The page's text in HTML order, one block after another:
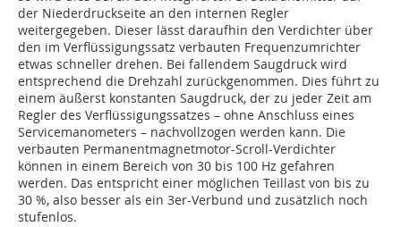
der Niederdruckseite an den internen Regler
weitergegeben. Dieser lässt daraufhin den Verdichter über
den im Verflüssigungssatz verbauten Frequenzumrichter
etwas schneller drehen. Bei fallendem Saugdruck wird
entsprechend die Drehzahl zurückgenommen. Dies führt zu
einem äußerst konstanten Saugdruck, der zu jeder Zeit am
Regler des Verflüssigungssatzes – ohne Anschluss eines
Servicemanometers – nachvollzogen werden kann. Die
verbauten Permanentmagnetmotor-Scroll-Verdichter
können in einem Bereich von 30 bis 100 Hz gefahren
werden. Das entspricht einer möglichen Teillast von bis zu
30 %, also besser als ein 3er-Verbund und zusätzlich noch
stufenlos.